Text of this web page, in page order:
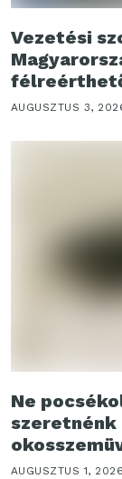
Vezetési
AUGUSZTUS 3,
Ne
szeretnénk
AUGUSZTUS 1, 2026